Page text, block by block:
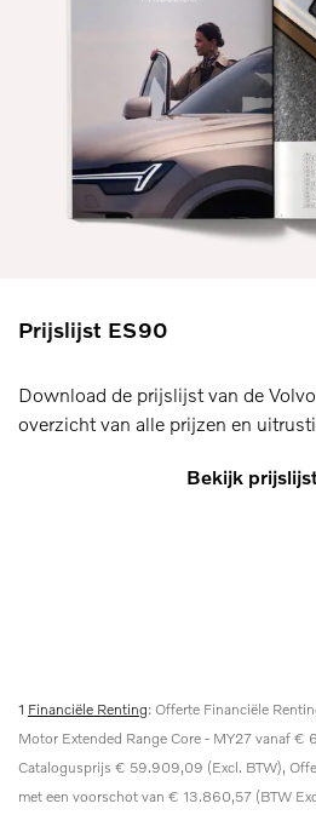
Prijslijst ES90
Download de prijslijst van de
overzicht van alle prijzen en
Bekijk
1 Financiële Renting: Offerte Financiële
Motor Extended Range Core - MY27 vanaf €
Catalogusprijs € 59.909,09 (Excl. BTW),
met een voorschot van € 13.860,57 (BTW